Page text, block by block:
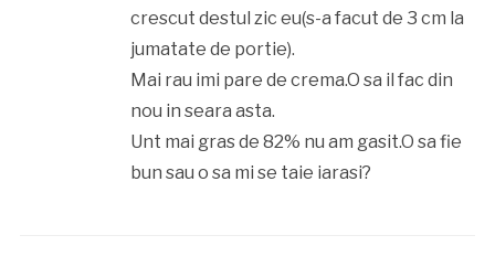
crescut destul zic eu(s-a facut de 3 cm la
jumatate de portie).
Mai rau imi pare de crema.O sa il fac din
nou in seara asta.
Unt mai gras de 82% nu am gasit.O sa fie
bun sau o sa mi se taie iarasi?